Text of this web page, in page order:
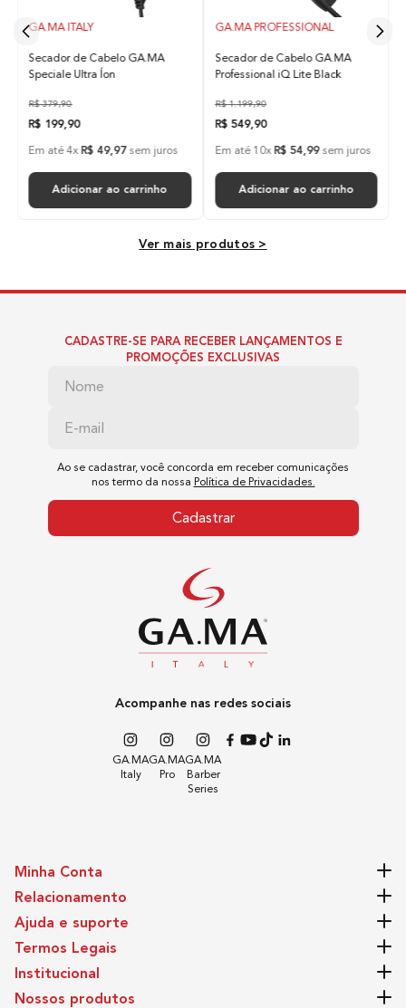
Indicador de Temperatura
Não
Emissão de Íon
Sim
2.5A 250v ~ Plug hexagonal - pino redondo de 4,0mm
Temperatura Máxima
Tempo Médio de Aquecimento
Revestimento dos Patins
Comprimento)
Dimensões da Embalagem
6,5cm x 14cm x 30cm (Largura x Altura x
Comprimento)
GA.MA ITALY
Secador de Cabelo GA.MA
Speciale Ultra Íon
R$ 379,90
R$ 199,90
Em até4xR$ 49,97sem juros
Adicionar ao carrinho
GA.MA PROFESSIONAL
Secador de Cabelo GA.MA
Professional iQ Lite Black
R$ 1.199,90
R$ 549, 90
Em até 10x R$ 54 99sem juros
Adicionar ao carrinho
Ver mais produtos >
CADASTRE-SE PARA RECEBER LANÇAMENTOS E
PROMOÇÕES EXCLUSIVAS
Ao se cadastrar, você concorda em receber comunicações
nos termo da nossa Política de Privacidades.
Cadastrar
Acompanhe nas redes sociais
GA.MA
Italy
GA.MA
Pro
GA.MA
Barber
Series
Minha Conta
Relacionamento
Ajuda e suporte
Termos Legais
Institucional
Nossos produtos